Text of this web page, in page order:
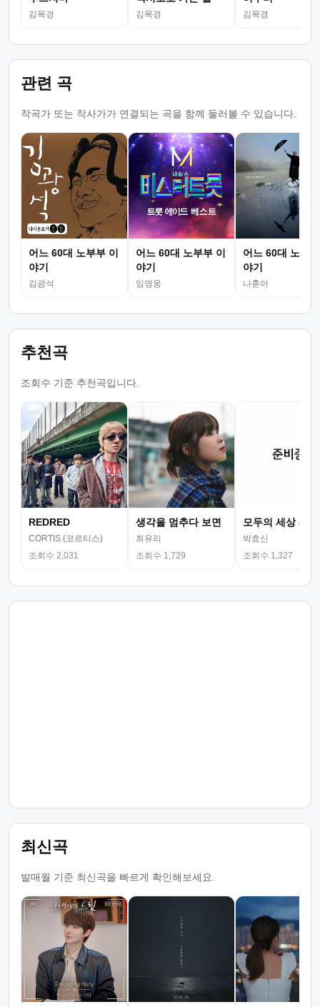
김목경 김목경 김목경
관련 곡
작곡가 또는 작사가가 연결되는 곡을 함께 둘러볼 수 있습니다.
어느 60대 노부부 이
야기
김광석
어느 60대 노부부 이
야기
임영웅
어느 60대 노부
야기
나훈아
추천곡
조회수 기준 추천곡입니다.
REDRED
CORTIS (코르티스)
조회수 2,031
생각을 멈추다 보면
최유리
조회수 1,729
모두의 세상 (뮤
박효신
조회수 1,327
최신곡
발매월 기준 최신곡을 빠르게 확인해보세요.